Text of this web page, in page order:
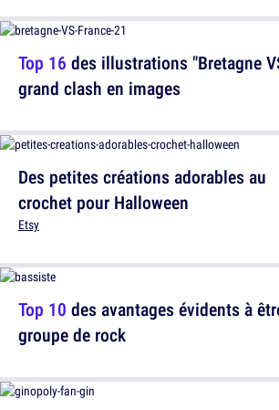
Top 16 des illustrations "Bretagne
grand clash en images
Top 10 des avantages évidents à
groupe de rock
Des petites créations adorables au
crochet pour Halloween
Etsy